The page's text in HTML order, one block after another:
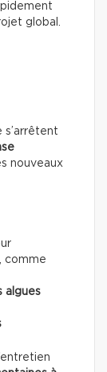
global.
s’arrêtent
nouveaux
comme
algues